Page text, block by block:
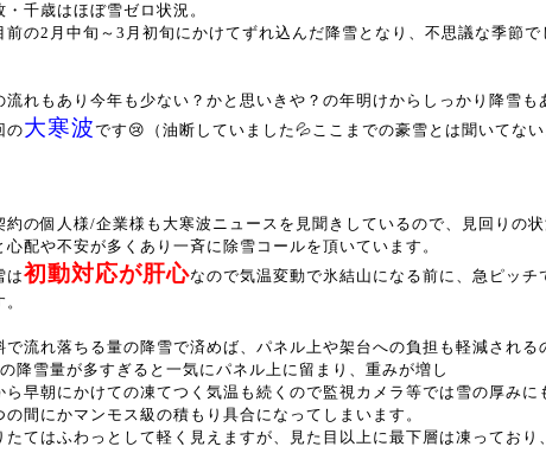
・千歳はほぼ雪ゼロ状況。
前の2月中旬～3月初旬にかけてずれ込んだ降雪となり、不思議な季節で
流れもあり今年も少ない？かと思いきや？の年明けからしっかり降雪
の大寒波です😢（油断していました💦ここまでの豪雪とは聞いてな
約の個人様/企業様も大寒波ニュースを見聞きしているので、見回りの
心配や不安が多くあり一斉に除雪コールを頂いています。
は初動対応が肝心なので気温変動で氷結山になる前に、急ピッチ
で流れ落ちる量の降雪で済めば、パネル上や架台への負担も軽減される
降雪量が多すぎると一気にパネル上に留まり、重みが増し
ら早朝にかけての凍てつく気温も続くので監視カメラ等では雪の厚み
の間にかマンモス級の積もり具合になってしまいます。
たてはふわっとして軽く見えますが、見た目以上に最下層は凍っており